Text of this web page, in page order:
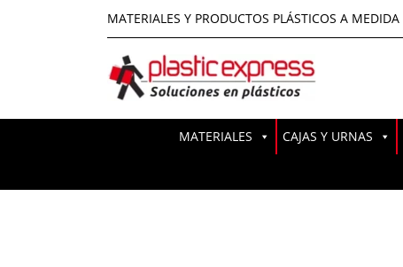
MATERIALES Y PRODUCTOS PLÁSTICOS A MEDIDA
MATERIALES CAJAS Y URNAS